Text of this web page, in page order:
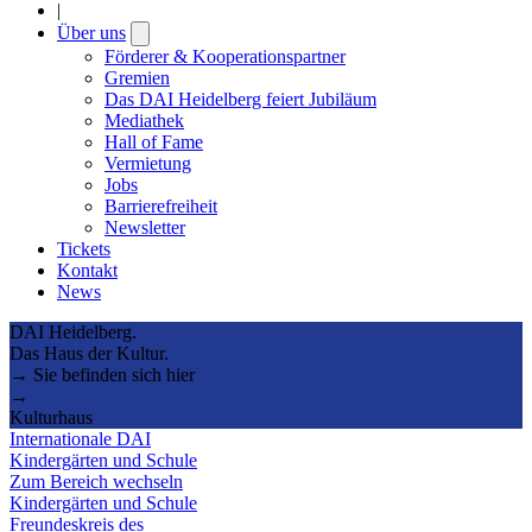
|
Über uns
submenu
Förderer & Kooperationspartner
Gremien
Das DAI Heidelberg feiert Jubiläum
Mediathek
Hall of Fame
Vermietung
Jobs
Barrierefreiheit
Newsletter
Tickets
Kontakt
News
DAI Heidelberg.
Das Haus der Kultur.
→ Sie befinden sich hier
→
Kulturhaus
Internationale DAI
Kindergärten und Schule
Zum Bereich wechseln
Kindergärten und Schule
Freundeskreis des